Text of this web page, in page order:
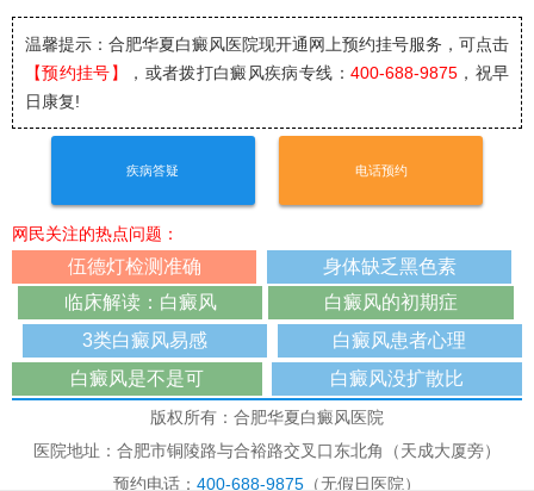
温馨提示：合肥华夏白癜风医院现开通网上预约挂号服务，可点击
【预约挂号】
，或者拨打白癜风疾病专线： 400-688-9875，祝早
日康复!
疾病答疑 电话预约
网民关注的热点问题：
伍德灯检测准确
身体缺乏黑色素
临床解读：白癜风
白癜风的初期症
3类白癜风易感
白癜风患者心理
白癜风是不是可
白癜风没扩散比
版权所有：合肥华夏白癜风医院
医院地址：合肥市铜陵路与合裕路交叉口东北角（天成大厦旁）
预约电话： 400-688-9875 （无假日医院）